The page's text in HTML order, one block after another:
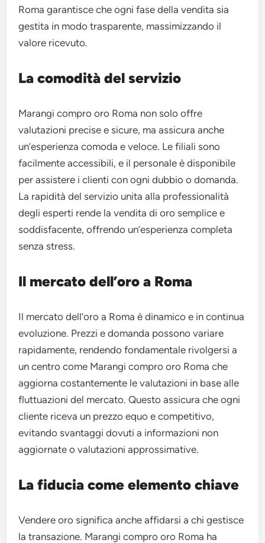
Roma garantisce che ogni fase della vendita sia
gestita in modo trasparente, massimizzando il
valore ricevuto.
La comodità del servizio
Marangi compro oro Roma non solo offre
valutazioni precise e sicure, ma assicura anche
un’esperienza comoda e veloce. Le filiali sono
facilmente accessibili, e il personale è disponibile
per assistere i clienti con ogni dubbio o domanda.
La rapidità del servizio unita alla professionalità
degli esperti rende la vendita di oro semplice e
soddisfacente, offrendo un’esperienza completa
senza stress.
Il mercato dell’oro a Roma
Il mercato dell’oro a Roma è dinamico e in continua
evoluzione. Prezzi e domanda possono variare
rapidamente, rendendo fondamentale rivolgersi a
un centro come Marangi compro oro Roma che
aggiorna costantemente le valutazioni in base alle
fluttuazioni del mercato. Questo assicura che ogni
cliente riceva un prezzo equo e competitivo,
evitando svantaggi dovuti a informazioni non
aggiornate o valutazioni approssimative.
La fiducia come elemento chiave
Vendere oro significa anche affidarsi a chi gestisce
la transazione. Marangi compro oro Roma ha